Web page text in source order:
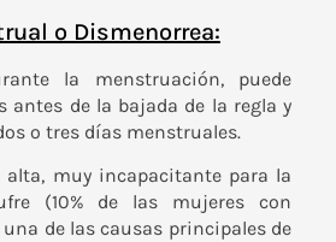
o Dismenorrea:
la menstruación, puede
antes de la bajada de la regla y
o tres días menstruales.
alta, muy incapacitante para la
(10% de las mujeres con
de las causas principales de